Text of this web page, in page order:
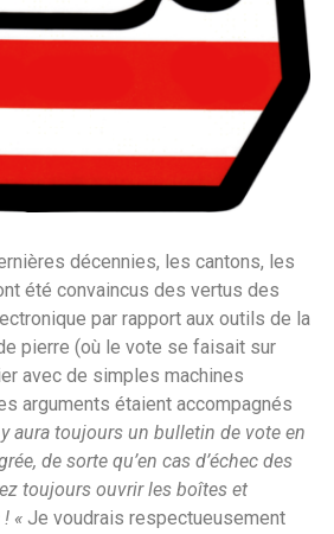
décennies, les cantons, les
été convaincus des vertus des
par rapport aux outils de la
pierre (où le vote se faisait sur
avec de simples machines
arguments étaient accompagnés
y aura toujours un bulletin de vote en
de sorte qu’en cas d’échec des
toujours ouvrir les boîtes et
« Je voudrais respectueusement